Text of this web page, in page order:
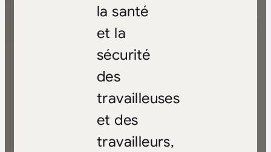
la santé
et la
sécurité
des
travailleuses
et des
travailleurs,